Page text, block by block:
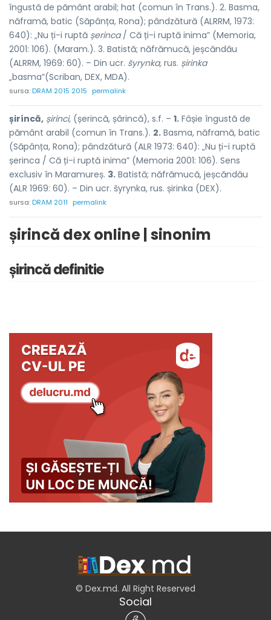
îngustă de pământ arabil; hat (comun în Trans.). 2. Basma,
năframă, batic (Săpânța, Rona); pândzătură (ALRRM, 1973:
640): „Nu ți-i ruptă șerinca/ Că ți-i ruptă inima” (Memoria,
2001: 106). (Maram.). 3. Batistă; năfrămucă, jeșcăndău
(ALRRM, 1969: 60). – Din ucr. šyrynka, rus. șirinka
„basma”(Scriban, DEX, MDA).
sursa:DRAM 2015 2015 permalink
șiríncă, șirinci, (șerincă, șârincă), s.f. – 1. Fâșie îngustă de
pământ arabil (comun în Trans.). 2. Basma, năframă, batic
(Săpânța, Rona); pândzătură (ALR 1973: 640): „Nu ți-i ruptă
șerinca / Că ți-i ruptă inima” (Memoria 2001: 106). Sens
exclusiv în Maramureș. 3. Batistă; năfrămucă, jeșcăndău
(ALR 1969: 60). – Din ucr. šyrynka, rus. șirinka (DEX).
sursa:DRAM 2011 permalink
șirincă dex online | sinonim
șirincă definitie
© Dex.md. All Right Reserved
Social